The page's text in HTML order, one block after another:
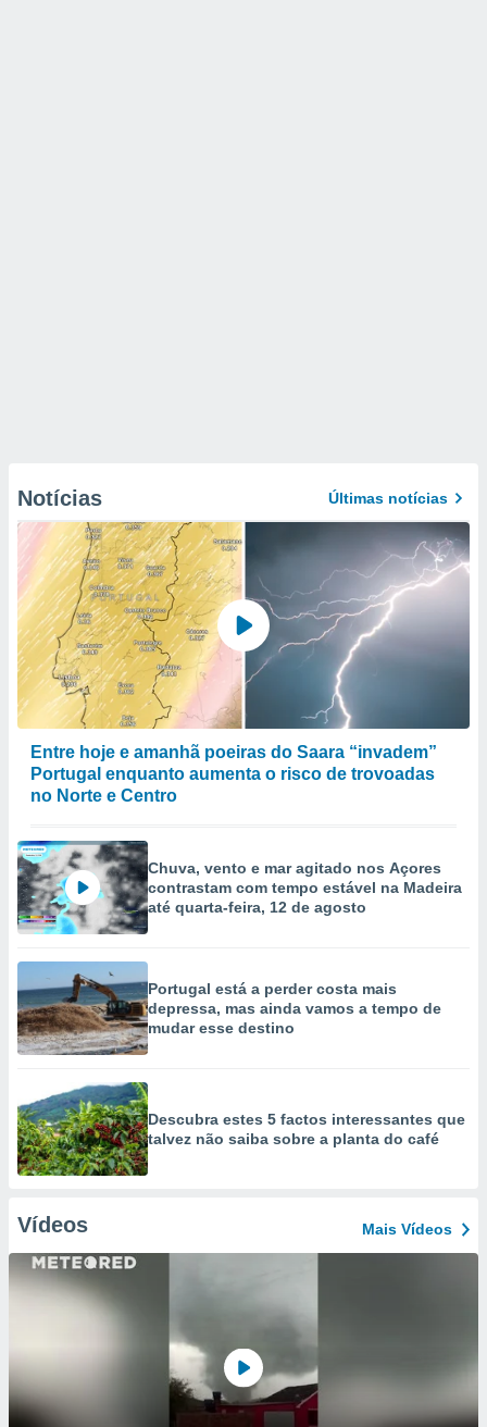
Notícias Últimas notícias
Entre hoje e amanhã poeiras do Saara “invadem”
Portugal enquanto aumenta o risco de trovoadas
no Norte e Centro
Chuva, vento e mar agitado nos Açores
contrastam com tempo estável na Madeira
até quarta-feira, 12 de agosto
Portugal está a perder costa mais
depressa, mas ainda vamos a tempo de
mudar esse destino
Descubra estes 5 factos interessantes que
talvez não saiba sobre a planta do café
Vídeos Mais Vídeos